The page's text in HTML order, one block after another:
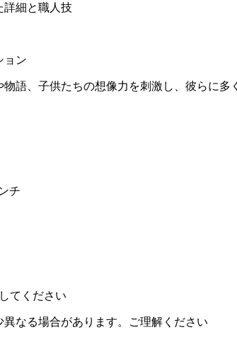
詳細と職人技
ョン
語、子供たちの想像力を刺激し、彼らに
チ
てください
なる場合があります。ご理解ください